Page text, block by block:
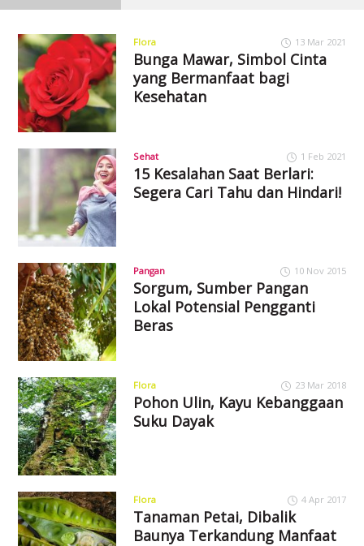
Flora 13 Mar 2021
Bunga Mawar, Simbol Cinta
yang Bermanfaat bagi
Kesehatan
Sehat 1 Feb 2021
15 Kesalahan Saat Berlari:
Segera Cari Tahu dan Hindari!
Pangan 10 Nov 2015
Sorgum, Sumber Pangan
Lokal Potensial Pengganti
Beras
Flora 23 Mar 2018
Pohon Ulin, Kayu Kebanggaan
Suku Dayak
Flora 4 Apr 2017
Tanaman Petai, Dibalik
Baunya Terkandung Manfaat